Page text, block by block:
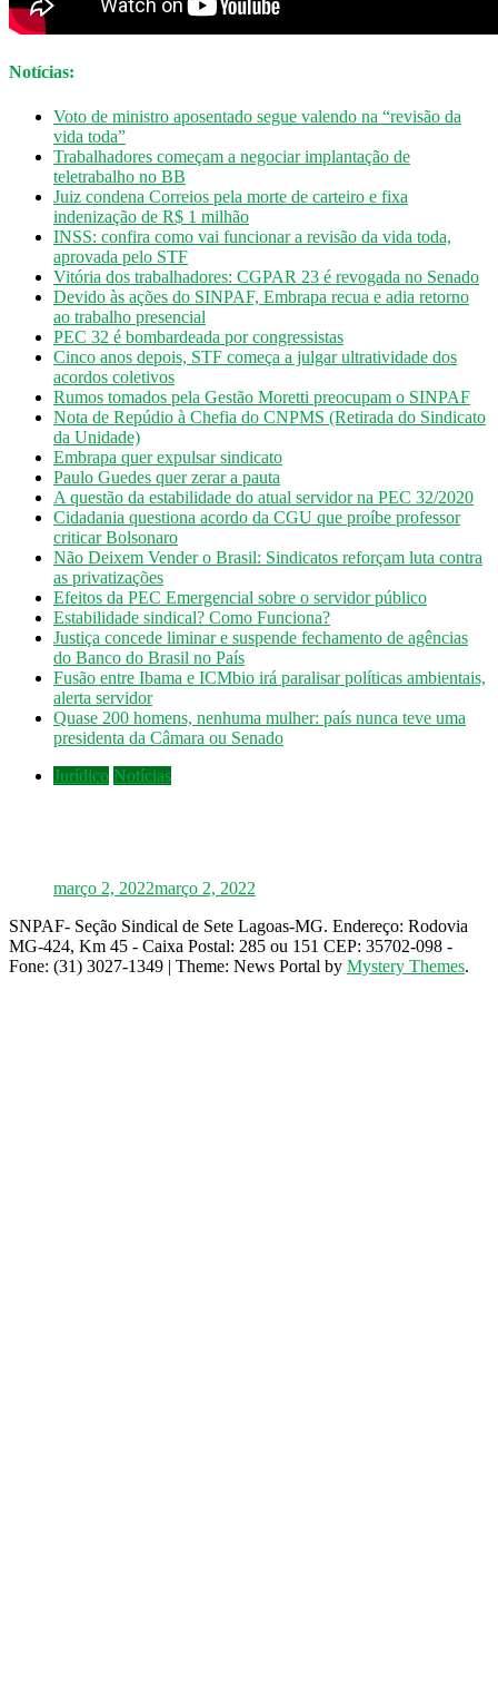
Notícias:
Voto de ministro aposentado segue valendo na “revisão da
vida toda”
Trabalhadores começam a negociar implantação de
teletrabalho no BB
Juiz condena Correios pela morte de carteiro e fixa
indenização de R$ 1 milhão
INSS: confira como vai funcionar a revisão da vida toda,
aprovada pelo STF
Vitória dos trabalhadores: CGPAR 23 é revogada no Senado
Devido às ações do SINPAF, Embrapa recua e adia retorno
ao trabalho presencial
PEC 32 é bombardeada por congressistas
Cinco anos depois, STF começa a julgar ultratividade dos
acordos coletivos
Rumos tomados pela Gestão Moretti preocupam o SINPAF
Nota de Repúdio à Chefia do CNPMS (Retirada do Sindicato
da Unidade)
Embrapa quer expulsar sindicato
Paulo Guedes quer zerar a pauta
A questão da estabilidade do atual servidor na PEC 32/2020
Cidadania questiona acordo da CGU que proíbe professor
criticar Bolsonaro
Não Deixem Vender o Brasil: Sindicatos reforçam luta contra
as privatizações
Efeitos da PEC Emergencial sobre o servidor público
Estabilidade sindical? Como Funciona?
Justiça concede liminar e suspende fechamento de agências
do Banco do Brasil no País
Fusão entre Ibama e ICMbio irá paralisar políticas ambientais,
alerta servidor
Quase 200 homens, nenhuma mulher: país nunca teve uma
presidenta da Câmara ou Senado
Jurídico Notícias
março 2, 2022março 2, 2022
SNPAF- Seção Sindical de Sete Lagoas-MG. Endereço: Rodovia
MG-424, Km 45 - Caixa Postal: 285 ou 151 CEP: 35702-098 -
Fone: (31) 3027-1349 | Theme: News Portal by Mystery Themes.